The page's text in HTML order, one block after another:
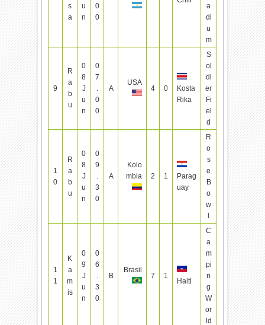
s
a
u
n
0
0
a
di
u
m
9
R
a
b
u
0
8
J
u
n
0
7
.
0
0
A
USA
4 0
Kosta
Rika
S
ol
di
er
Fi
el
d
1
0
R
a
b
u
0
8
J
u
n
0
9
.
3
0
A
Kolo
mbia
2 1
Parag
uay
R
o
s
e
B
o
w
1
1
K
a
m
is
0
9
J
u
n
0
6
.
3
0
B
Brasil
7 1
Haiti
C
a
m
pi
n
g
W
or
ld